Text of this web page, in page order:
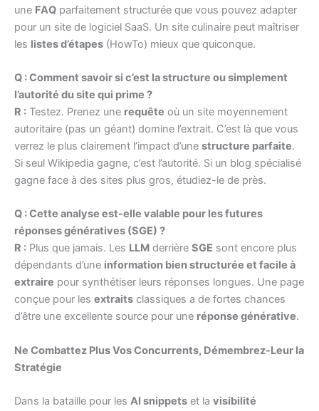
une FAQ parfaitement structurée que vous pouvez adapter
pour un site de logiciel SaaS. Un site culinaire peut maîtriser
les listes d’étapes (HowTo) mieux que quiconque.
Q : Comment savoir si c’est la structure ou simplement
l’autorité du site qui prime ?
R : Testez. Prenez une requête où un site moyennement
autoritaire (pas un géant) domine l’extrait. C’est là que vous
verrez le plus clairement l’impact d’une structure parfaite.
Si seul Wikipedia gagne, c’est l’autorité. Si un blog spécialisé
gagne face à des sites plus gros, étudiez-le de près.
Q : Cette analyse est-elle valable pour les futures
réponses génératives (SGE) ?
R : Plus que jamais. Les LLM derrière SGE sont encore plus
dépendants d’une information bien structurée et facile à
extraire pour synthétiser leurs réponses longues. Une page
conçue pour les extraits classiques a de fortes chances
d’être une excellente source pour une réponse générative.
Ne Combattez Plus Vos Concurrents, Démembrez-Leur la
Stratégie
Dans la bataille pour les AI snippets et la visibilité